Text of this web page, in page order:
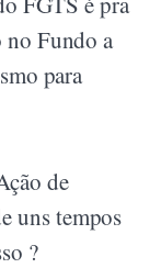
no Fundo a
para
de
uns tempos
?